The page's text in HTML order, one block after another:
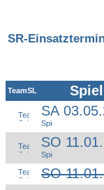
SR-
TeamSL
SA
SO
SO